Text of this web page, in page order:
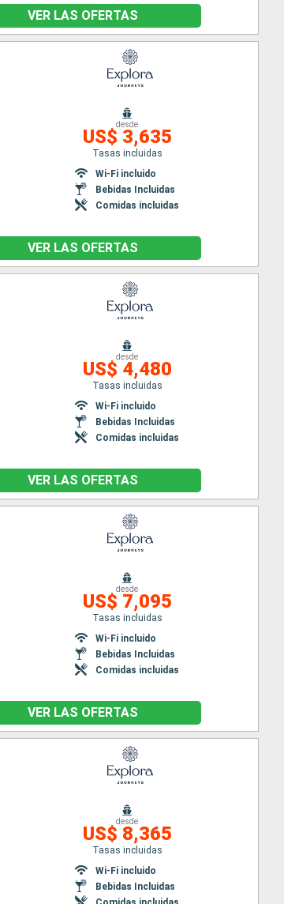
VER LAS OFERTAS
desde
US$ 3,635
Tasas incluidas
Wi-Fi incluido
Bebidas Incluidas
Comidas incluidas
VER LAS OFERTAS
desde
US$ 4,480
Tasas incluidas
Wi-Fi incluido
Bebidas Incluidas
Comidas incluidas
VER LAS OFERTAS
desde
US$ 7,095
Tasas incluidas
Wi-Fi incluido
Bebidas Incluidas
Comidas incluidas
VER LAS OFERTAS
desde
US$ 8,365
Tasas incluidas
Wi-Fi incluido
Bebidas Incluidas